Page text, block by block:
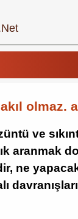
olmaz.
ve
aranmak
ne